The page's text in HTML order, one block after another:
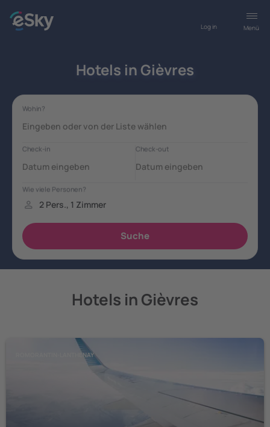
Menü
Log in
Hotels in Gièvres
Hotels in Gièvres
ROMORANTIN-LANTHENAY